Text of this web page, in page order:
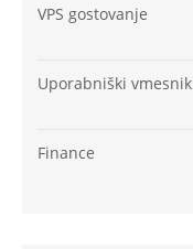
VPS gostovanje
Uporabniški vmesnik
Finance